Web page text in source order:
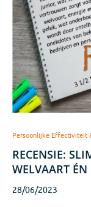
Persoonlijke Effectiviteit
RECENSIE:
WELVAART ÉN
28/06/2023